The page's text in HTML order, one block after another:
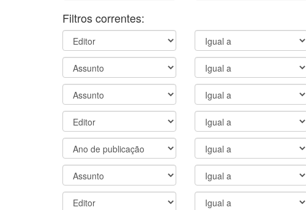
Filtros correntes: